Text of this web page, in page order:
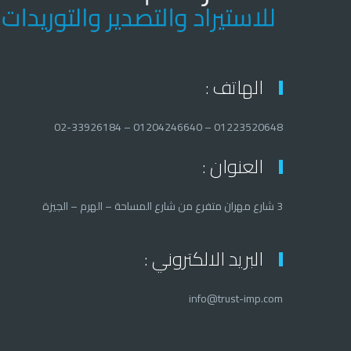
الهاتف :
01223520648 – 01204246640 – 02-33926184
العنوان :
3 شارع مهران متفرع من شارع المساحة – الهرم – الجيزة
البريد الالكتروني :
info@trust-imp.com